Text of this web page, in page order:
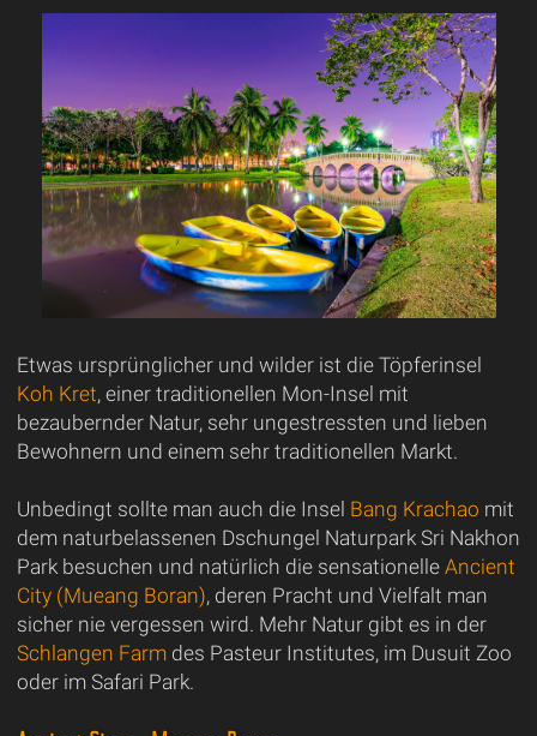
Etwas ursprünglicher und wilder ist die Töpferinsel
Koh Kret, einer traditionellen Mon-Insel mit
bezaubernder Natur, sehr ungestressten und lieben
Bewohnern und einem sehr traditionellen Markt.
Unbedingt sollte man auch die Insel Bang Krachao mit
dem naturbelassenen Dschungel Naturpark Sri Nakhon
Park besuchen und natürlich die sensationelle Ancient
City (Mueang Boran), deren Pracht und Vielfalt man
sicher nie vergessen wird. Mehr Natur gibt es in der
Schlangen Farmdes Pasteur Institutes, im Dusuit Zoo
oder im Safari Park.